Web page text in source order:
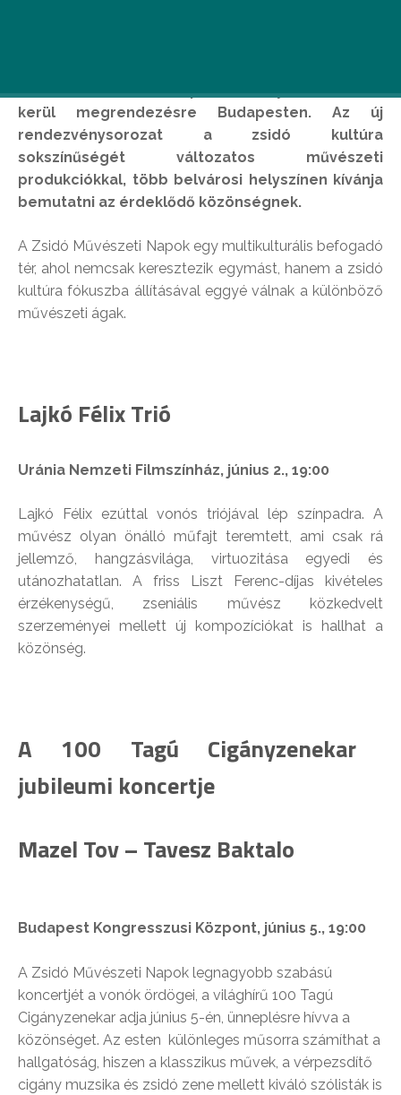
A Zsidó Művészeti Napok idén nyáron először
kerül megrendezésre Budapesten. Az új
rendezvénysorozat a zsidó kultúra
sokszínűségét változatos művészeti
produkciókkal, több belvárosi helyszínen kívánja
bemutatni az érdeklődő közönségnek.
A Zsidó Művészeti Napok egy multikulturális befogadó
tér, ahol nemcsak keresztezik egymást, hanem a zsidó
kultúra fókuszba állításával eggyé válnak a különböző
művészeti ágak.
Lajkó Félix Trió
Uránia Nemzeti Filmszínház, június 2., 19:00
Lajkó Félix ezúttal vonós triójával lép színpadra. A
művész olyan önálló műfajt teremtett, ami csak rá
jellemző, hangzásvilága, virtuozitása egyedi és
utánozhatatlan. A friss Liszt Ferenc-díjas kivételes
érzékenységű, zseniális művész közkedvelt
szerzeményei mellett új kompozíciókat is hallhat a
közönség.
A 100 Tagú Cigányzenekar
jubileumi koncertje
Mazel Tov – Tavesz Baktalo
Budapest Kongresszusi Központ, június 5., 19:00
A Zsidó Művészeti Napok legnagyobb szabású
koncertjét a vonók ördögei, a világhírű 100 Tagú
Cigányzenekar adja június 5-én, ünneplésre hívva a
közönséget. Az esten különleges műsorra számíthat a
hallgatóság, hiszen a klasszikus művek, a vérpezsdítő
cigány muzsika és zsidó zene mellett kiváló szólisták is